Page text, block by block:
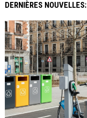
DERNIÈRES NOUVELLES: